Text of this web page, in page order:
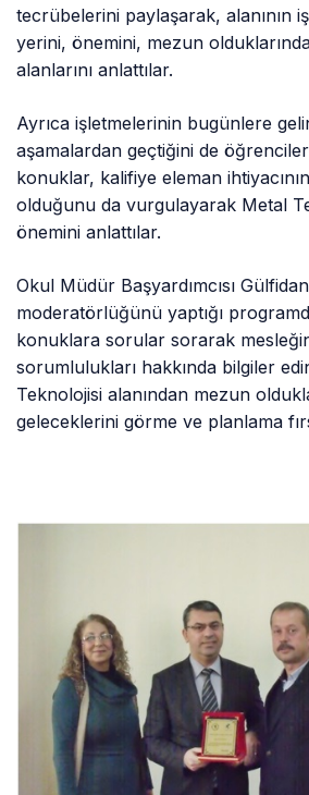
tecrübelerini paylaşarak, alanının
yerini, önemini, mezun
alanlarını anlattılar.
Ayrıca işletmelerinin bugünlere
aşamalardan geçtiğini de
konuklar, kalifiye eleman
olduğunu da vurgulayarak Metal
önemini anlattılar.
Okul Müdür Başyardımcısı Gülfidan
moderatörlüğünü yaptığı
konuklara sorular sorarak
sorumlulukları hakkında bilgiler
Teknolojisi alanından mezun
geleceklerini görme ve planlama